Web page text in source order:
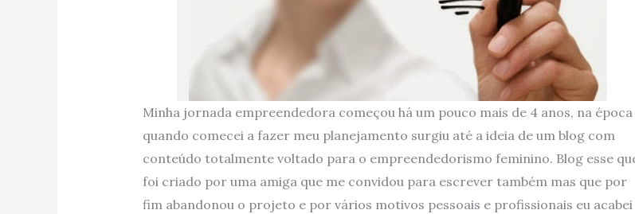
Minha jornada empreendedora começou há um pouco mais de 4 anos, na época
quando comecei a fazer meu planejamento surgiu até a ideia de um blog com
conteúdo totalmente voltado para o empreendedorismo feminino. Blog esse
foi criado por uma amiga que me convidou para escrever também mas que por
fim abandonou o projeto e por vários motivos pessoais e profissionais eu acabei